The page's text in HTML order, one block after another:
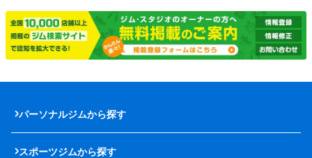
パーソナルジムから探す
スポーツジムから探す